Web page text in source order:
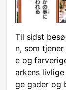
Til sidst
n, som
e og
arkens
ge gader og